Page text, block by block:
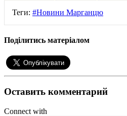
Теги: #Новини Марганцю
Поділитись матеріалом
Оставить комментарий
Connect with